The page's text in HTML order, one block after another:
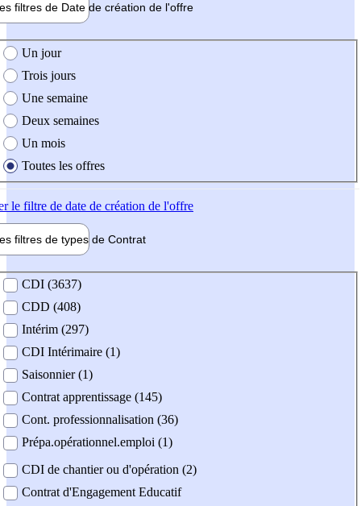
filtres de Date de création de l'offre
création de l'offre
Un jour
Trois jours
Une semaine
Deux semaines
Un mois
Toutes les offres
le filtre de date de création de l'offre
filtres de types de Contrat
contrat
CDI (3637)
CDD (408)
Intérim (297)
CDI Intérimaire (1)
Saisonnier (1)
Contrat apprentissage (145)
Cont. professionnalisation (36)
Prépa.opérationnel.emploi (1)
CDI de chantier ou d'opération (2)
Contrat d'Engagement Educatif